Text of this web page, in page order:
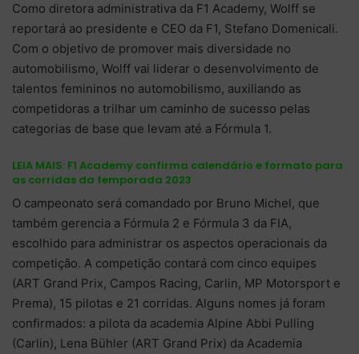
Como diretora administrativa da F1 Academy, Wolff se
reportará ao presidente e CEO da F1, Stefano Domenicali.
Com o objetivo de promover mais diversidade no
automobilismo, Wolff vai liderar o desenvolvimento de
talentos femininos no automobilismo, auxiliando as
competidoras a trilhar um caminho de sucesso pelas
categorias de base que levam até a Fórmula 1.
LEIA MAIS: F1 Academy confirma calendário e formato para
as corridas da temporada 2023
O campeonato será comandado por Bruno Michel, que
também gerencia a Fórmula 2 e Fórmula 3 da FIA,
escolhido para administrar os aspectos operacionais da
competição. A competição contará com cinco equipes
(ART Grand Prix, Campos Racing, Carlin, MP Motorsport e
Prema), 15 pilotas e 21 corridas. Alguns nomes já foram
confirmados: a pilota da academia Alpine Abbi Pulling
(Carlin), Lena Bühler (ART Grand Prix) da Academia